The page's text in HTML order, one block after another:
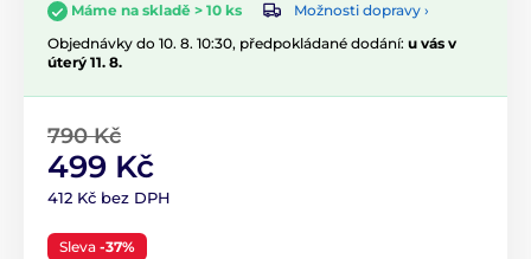
Máme na skladě > 10 ks
Možnosti dopravy ›
Objednávky do 10. 8. 10:30, předpokládané dodání: u vás v
úterý 11. 8.
790 Kč
499 Kč
412 Kč bez DPH
Sleva -37%